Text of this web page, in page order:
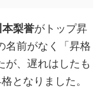
梨誉がトップ昇
名前がなく「昇格
が、遅れはしたも
となりました。